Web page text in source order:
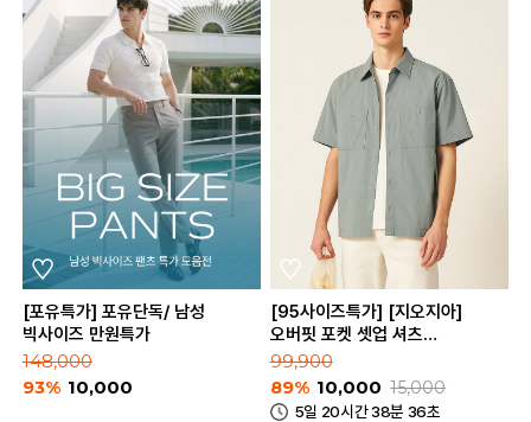
[포유특가] 포유단독/ 남성
빅사이즈 만원특가
148,000
93% 10,000
[95사이즈특가] [지오지아]
오버핏 포켓 셋업 셔츠
(AAC2WC1606)
99,900
89% 10,000 15,000
5일 20시간 38분 36초